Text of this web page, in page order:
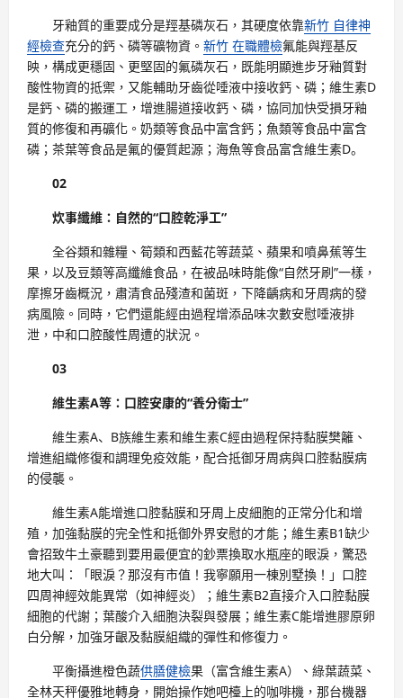
牙釉質的重要成分是羥基磷灰石，其硬度依靠新竹 自律神
經檢查充分的鈣、磷等礦物資。 新竹 在職體檢氟能與羥基反
映，構成更穩固、更堅固的氟磷灰石，既能明顯進步牙釉質對
酸性物資的抵禦，又能輔助牙齒從唾液中接收鈣、磷；維生素D
是鈣、磷的搬運工，增進腸道接收鈣、磷，協同加快受損牙釉
質的修復和再礦化。奶類等食品中富含鈣；魚類等食品中富含
磷；茶葉等食品是氟的優質起源；海魚等食品富含維生素D。
02
炊事纖維：自然的“口腔乾淨工”
全谷類和雜糧、筍類和西藍花等蔬菜、蘋果和噴鼻蕉等生
果，以及豆類等高纖維食品，在被品味時能像“自然牙刷”一樣，
摩擦牙齒概況，肅清食品殘渣和菌斑，下降齲病和牙周病的發
病風險。同時，它們還能經由過程增添品味次數安慰唾液排
泄，中和口腔酸性周遭的狀況。
03
維生素A等：口腔安康的“養分衛士”
維生素A、B族維生素和維生素C經由過程保持黏膜樊籬、
增進組織修復和調理免疫效能，配合抵御牙周病與口腔黏膜病
的侵襲。
維生素A能增進口腔黏膜和牙周上皮細胞的正常分化和增
殖，加強黏膜的完全性和抵御外界安慰的才能；維生素B1缺少
會招致牛土豪聽到要用最便宜的鈔票換取水瓶座的眼淚，驚恐
地大叫：「眼淚？那沒有市值！我寧願用一棟別墅換！」口腔
四周神經效能異常（如神經炎）；維生素B2直接介入口腔黏膜
細胞的代謝；葉酸介入細胞決裂與發展；維生素C能增進膠原卵
白分解，加強牙齦及黏膜組織的彈性和修復力。
平衡攝進橙色蔬供膳健檢果（富含維生素A）、綠葉蔬菜、
全林天秤優雅地轉身，開始操作她吧檯上的咖啡機，那台機器